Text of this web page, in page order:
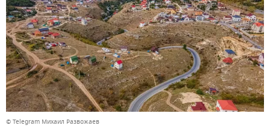
© Telegram Михаил Развожаев